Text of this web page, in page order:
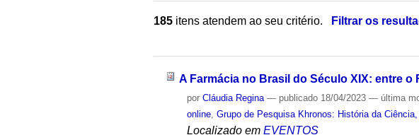
185 itens atendem ao seu critério.
Filtrar os
A Farmácia no Brasil do Século XIX: entre o
porCláudia Regina — publicado 18/04/2023— última
online ,Grupo de Pesquisa Khronos: História da
Localizado em EVENTOS